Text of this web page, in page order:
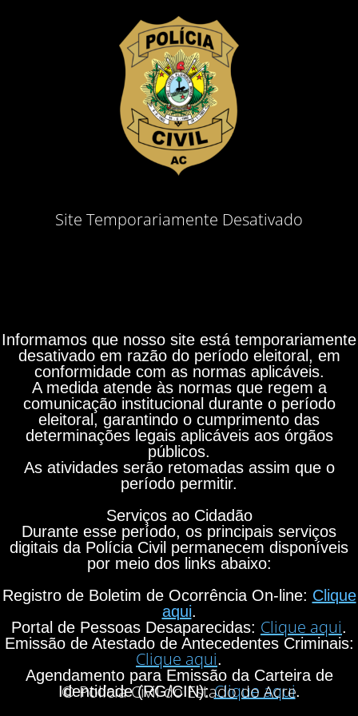
Site Temporariamente Desativado
Informamos que nosso site está temporariamente
desativado em razão do período eleitoral, em
conformidade com as normas aplicáveis.
A medida atende às normas que regem a
comunicação institucional durante o período
eleitoral, garantindo o cumprimento das
determinações legais aplicáveis aos órgãos
públicos.
As atividades serão retomadas assim que o
período permitir.
Serviços ao Cidadão
Durante esse período, os principais serviços
digitais da Polícia Civil permanecem disponíveis
por meio dos links abaixo:
Registro de Boletim de Ocorrência On-line: Clique
aqui.
Portal de Pessoas Desaparecidas: Clique aqui.
Emissão de Atestado de Antecedentes Criminais:
Clique aqui.
Agendamento para Emissão da Carteira de
Identidade (RG/CIN):Clique aqui.
© Polícia Civil do Estado do Acre